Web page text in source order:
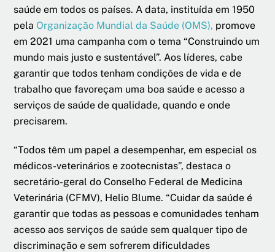
saúde em todos os países. A data, instituída em 1950
pela Organização Mundial da Saúde (OMS), promove
em 2021 uma campanha com o tema “Construindo um
mundo mais justo e sustentável”. Aos líderes, cabe
garantir que todos tenham condições de vida e de
trabalho que favoreçam uma boa saúde e acesso a
serviços de saúde de qualidade, quando e onde
precisarem.
“Todos têm um papel a desempenhar, em especial os
médicos-veterinários e zootecnistas”, destaca o
secretário-geral do Conselho Federal de Medicina
Veterinária (CFMV), Helio Blume. “Cuidar da saúde é
garantir que todas as pessoas e comunidades tenham
acesso aos serviços de saúde sem qualquer tipo de
discriminação e sem sofrerem dificuldades